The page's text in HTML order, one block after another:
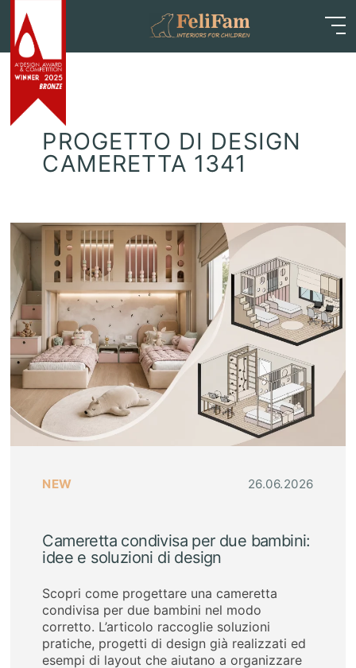
content
Home
PROGETTO DI DESIGN
CAMERETTA 1341
NEW 26.06.2026
Cameretta condivisa per due bambini:
idee e soluzioni di design
Scopri come progettare una cameretta
condivisa per due bambini nel modo
corretto. L’articolo raccoglie soluzioni
pratiche, progetti di design già realizzati ed
esempi di layout che aiutano a organizzare